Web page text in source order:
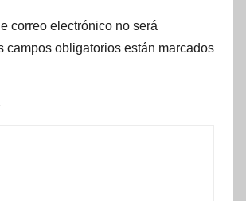
correo electrónico no será
campos obligatorios están marcados